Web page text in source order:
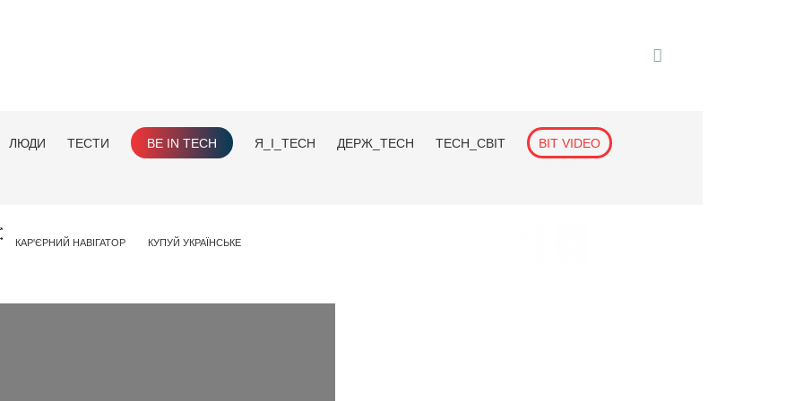
ЛЮДИ ТЕСТИ BE IN TECH Я_І_TECH ДЕРЖ_TECH TECH_СВІТ BIT VIDEO
КАР'ЄРНИЙ НАВІГАТОР КУПУЙ УКРАЇНСЬКЕ